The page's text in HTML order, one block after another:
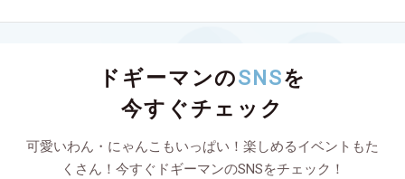
ドギーマンのSNSを
今すぐチェック
可愛いわん・にゃんこもいっぱい！楽しめるイベントもた
くさん！今すぐドギーマンのSNSをチェック！